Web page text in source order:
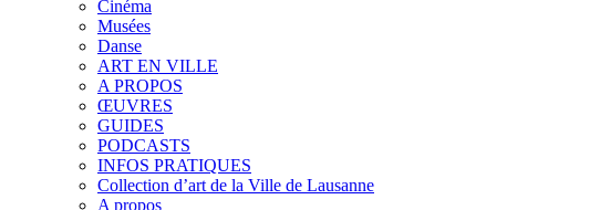
Cinéma
Musées
Danse
ART EN VILLE
A PROPOS
ŒUVRES
GUIDES
PODCASTS
INFOS PRATIQUES
Collection d’art de la Ville de Lausanne
A propos